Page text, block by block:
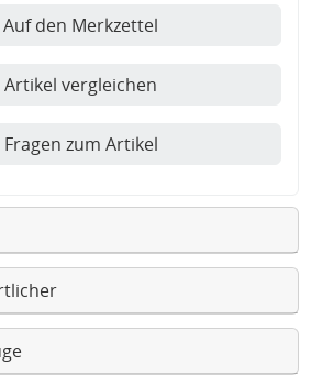
Auf den Merkzettel
Artikel vergleichen
Fragen zum Artikel